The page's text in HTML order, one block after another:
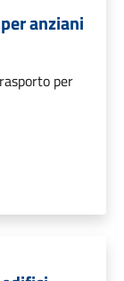
anziani
per